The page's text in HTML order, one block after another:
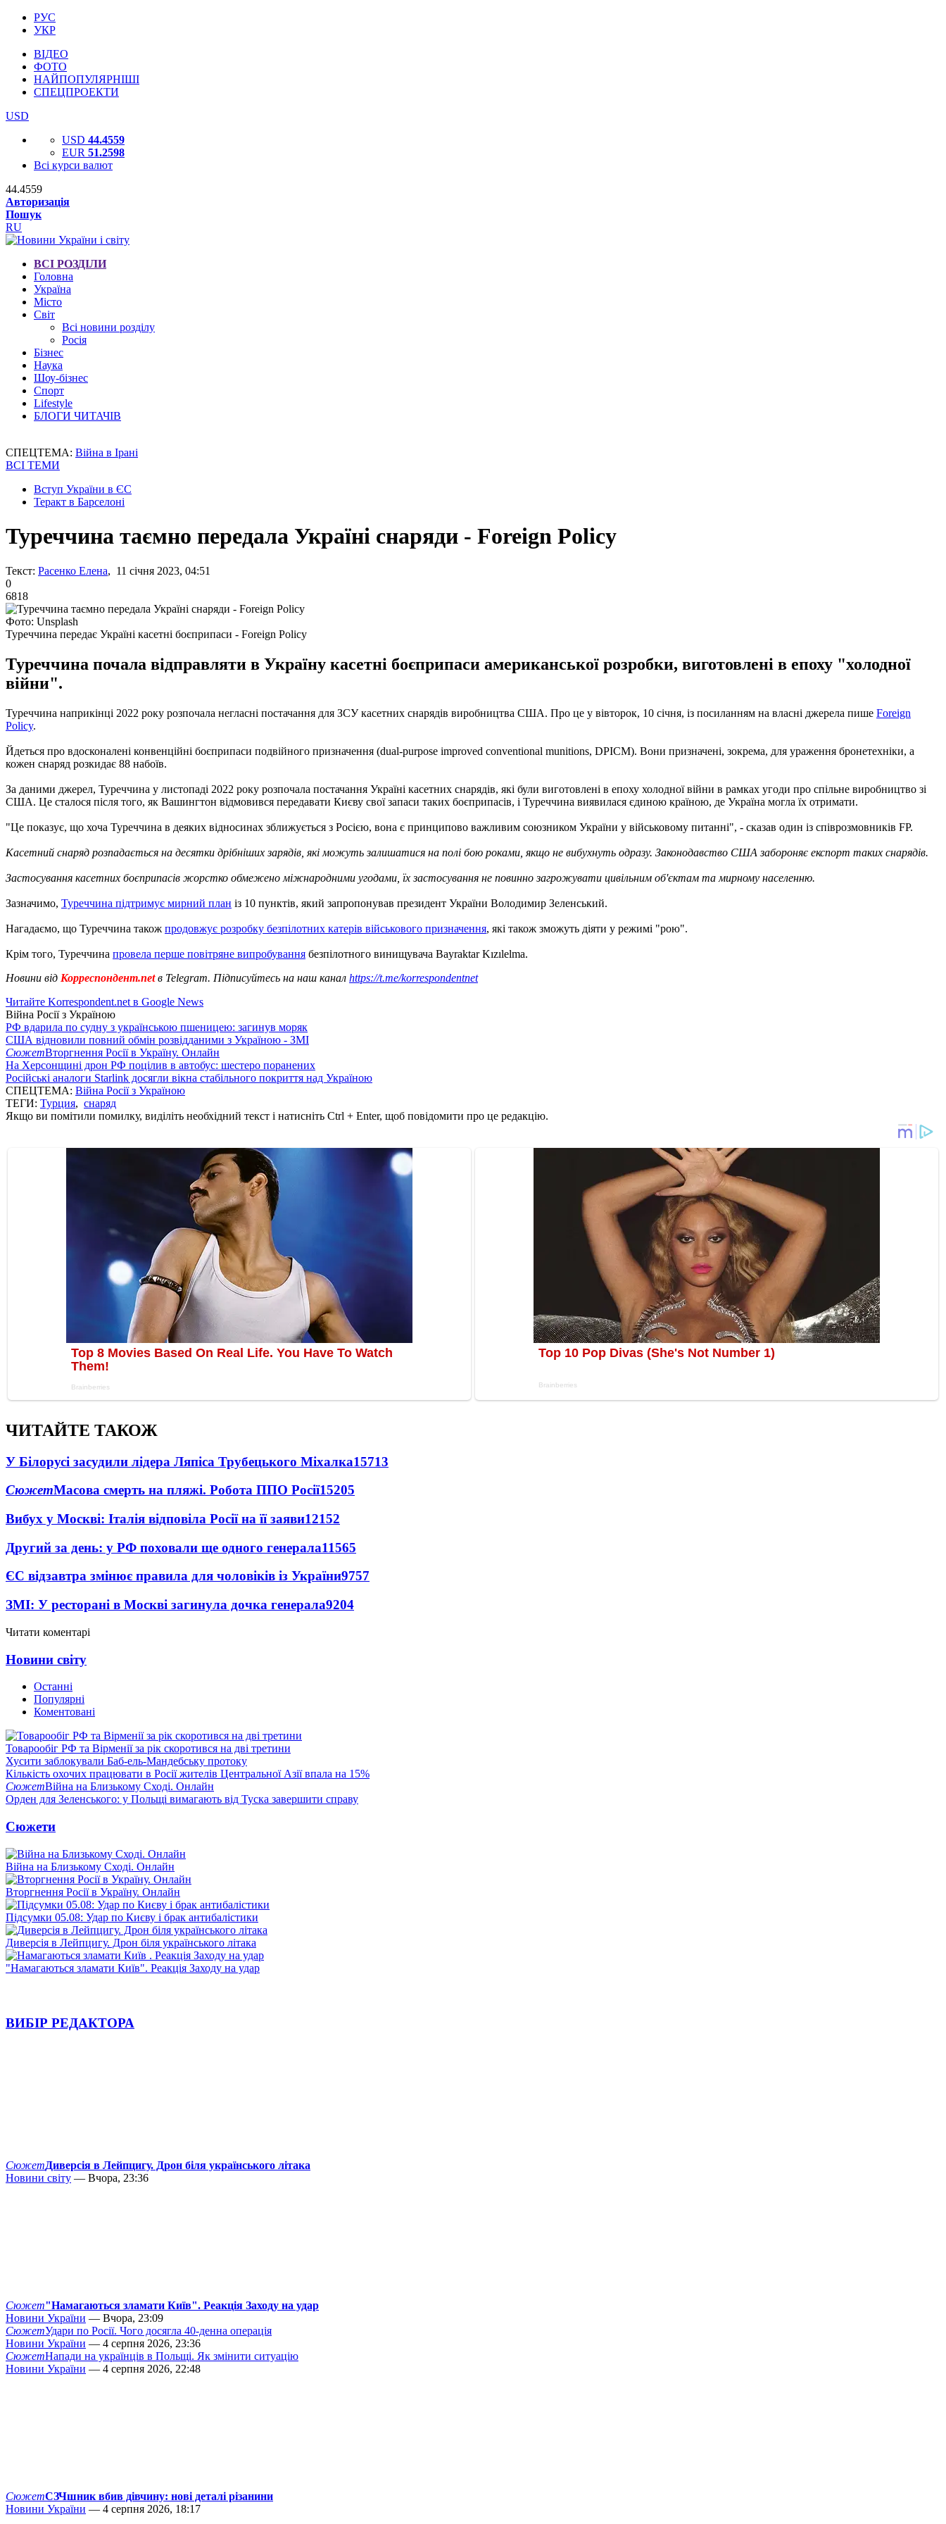
РУС
УКР
ВІДЕО
ФОТО
НАЙПОПУЛЯРНІШІ
СПЕЦПРОЕКТИ
USD
USD 44.4559
EUR 51.2598
Всі курси валют
44.4559
Авторизація
Пошук
RU
ВСІ РОЗДІЛИ
Головна
Україна
Місто
Світ
Всі новини розділу
Росія
Бізнес
Наука
Шоу-бізнес
Спорт
Lifestyle
БЛОГИ ЧИТАЧІВ
СПЕЦТЕМА: Війна в Ірані
ВСІ ТЕМИ
Вступ України в ЄС
Теракт в Барселоні
Туреччина таємно передала Україні снаряди - Foreign Policy
Текст: Расенко Елена, 11 січня 2023, 04:51
0
6818
Фото: Unsplash
Туреччина передає Україні касетні боєприпаси - Foreign Policy
Туреччина почала відправляти в Україну касетні боєприпаси американської розробки, виготовлені в епоху "холодної
війни".
Туреччина наприкінці 2022 року розпочала негласні постачання для ЗСУ касетних снарядів виробництва США. Про це у вівторок, 10 січня, із посиланням на власні джерела пише Foreign
Policy.
Йдеться про вдосконалені конвенційні боєприпаси подвійного призначення (dual-purpose improved conventional munitions, DPICM). Вони призначені, зокрема, для ураження бронетехніки, а
кожен снаряд розкидає 88 набоїв.
За даними джерел, Туреччина у листопаді 2022 року розпочала постачання Україні касетних снарядів, які були виготовлені в епоху холодної війни в рамках угоди про спільне виробництво зі
США. Це сталося після того, як Вашингтон відмовився передавати Києву свої запаси таких боєприпасів, і Туреччина виявилася єдиною країною, де Україна могла їх отримати.
"Це показує, що хоча Туреччина в деяких відносинах зближується з Росією, вона є принципово важливим союзником України у військовому питанні", - сказав один із співрозмовників FP.
Касетний снаряд розпадається на десятки дрібніших зарядів, які можуть залишатися на полі бою роками, якщо не вибухнуть одразу. Законодавство США забороняє експорт таких снарядів.
Застосування касетних боєприпасів жорстко обмежено міжнародними угодами, їх застосування не повинно загрожувати цивільним об'єктам та мирному населенню.
Зазначимо, Туреччина підтримує мирний план із 10 пунктів, який запропонував президент України Володимир Зеленський.
Нагадаємо, що Туреччина також продовжує розробку безпілотних катерів військового призначення, які також зможуть діяти у режимі "рою".
Крім того, Туреччина провела перше повітряне випробування безпілотного винищувача Bayraktar Kızılelma.
Новини від Корреспондент.netв Telegram. Підписуйтесь на наш канал https://t.me/korrespondentnet
Читайте Korrespondent.net в Google News
Війна Росії з Україною
РФ вдарила по судну з українською пшеницею: загинув моряк
США відновили повний обмін розвідданими з Україною - ЗМІ
СюжетВторгнення Росії в Україну. Онлайн
На Херсонщині дрон РФ поцілив в автобус: шестеро поранених
Російські аналоги Starlink досягли вікна стабільного покриття над Україною
СПЕЦТЕМА: Війна Росії з Україною
ТЕГИ: Турция, снаряд
Якщо ви помітили помилку, виділіть необхідний текст і натисніть Ctrl + Enter, щоб повідомити про це редакцію.
ЧИТАЙТЕ ТАКОЖ
У Білорусі засудили лідера Ляпіса Трубецького Міхалка15713
СюжетМасова смерть на пляжі. Робота ППО Росії15205
Вибух у Москві: Італія відповіла Росії на її заяви12152
Другий за день: у РФ поховали ще одного генерала11565
ЄС відзавтра змінює правила для чоловіків із України9757
ЗМІ: У ресторані в Москві загинула дочка генерала9204
Читати коментарі
Новини світу
Останні
Популярні
Коментовані
Товарообіг РФ та Вірменії за рік скоротився на дві третини
Хусити заблокували Баб-ель-Мандебську протоку
Кількість охочих працювати в Росії жителів Центральної Азії впала на 15%
СюжетВійна на Близькому Сході. Онлайн
Орден для Зеленського: у Польщі вимагають від Туска завершити справу
Сюжети
Війна на Близькому Сході. Онлайн
Вторгнення Росії в Україну. Онлайн
Підсумки 05.08: Удар по Києву і брак антибалістики
Диверсія в Лейпцигу. Дрон біля українського літака
"Намагаються зламати Київ". Реакція Заходу на удар
ВИБІР РЕДАКТОРА
СюжетДиверсія в Лейпцигу. Дрон біля українського літака
Новини світу — Вчора, 23:36
Сюжет"Намагаються зламати Київ". Реакція Заходу на удар
Новини України — Вчора, 23:09
СюжетУдари по Росії. Чого досягла 40-денна операція
Новини України — 4 серпня 2026, 23:36
СюжетНапади на українців в Польщі. Як змінити ситуацію
Новини України — 4 серпня 2026, 22:48
СюжетСЗЧшник вбив дівчину: нові деталі різанини
Новини України — 4 серпня 2026, 18:17